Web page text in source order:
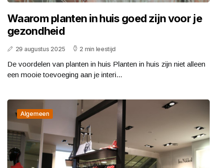
Waarom planten in huis goed zijn voor je
gezondheid
29 augustus 2025 2 min leestijd
De voordelen van planten in huis Planten in huis zijn niet alleen
een mooie toevoeging aan je interi...
Algemeen